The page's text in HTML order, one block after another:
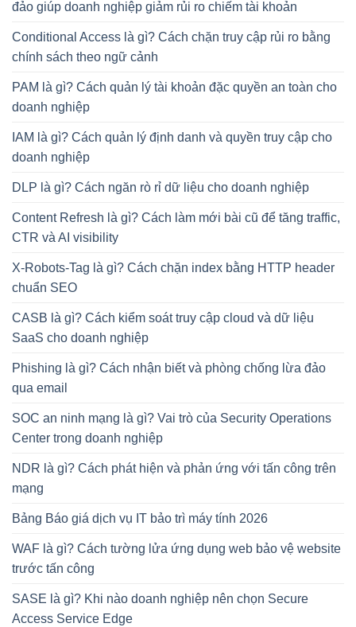
đảo giúp doanh nghiệp giảm rủi ro chiếm tài khoản
Conditional Access là gì? Cách chặn truy cập rủi ro bằng
chính sách theo ngữ cảnh
PAM là gì? Cách quản lý tài khoản đặc quyền an toàn cho
doanh nghiệp
IAM là gì? Cách quản lý định danh và quyền truy cập cho
doanh nghiệp
DLP là gì? Cách ngăn rò rỉ dữ liệu cho doanh nghiệp
Content Refresh là gì? Cách làm mới bài cũ để tăng traffic,
CTR và AI visibility
X-Robots-Tag là gì? Cách chặn index bằng HTTP header
chuẩn SEO
CASB là gì? Cách kiểm soát truy cập cloud và dữ liệu
SaaS cho doanh nghiệp
Phishing là gì? Cách nhận biết và phòng chống lừa đảo
qua email
SOC an ninh mạng là gì? Vai trò của Security Operations
Center trong doanh nghiệp
NDR là gì? Cách phát hiện và phản ứng với tấn công trên
mạng
Bảng Báo giá dịch vụ IT bảo trì máy tính 2026
WAF là gì? Cách tường lửa ứng dụng web bảo vệ website
trước tấn công
SASE là gì? Khi nào doanh nghiệp nên chọn Secure
Access Service Edge